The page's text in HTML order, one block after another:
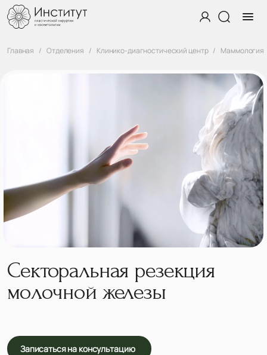
Главная Отделения Клинико-диагностический центр Маммология
Секторальная резекция
молочной железы
Записаться на консультацию